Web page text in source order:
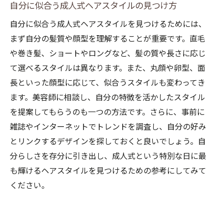
ミング
美容室での事前カウンセリングの重要性
予約前に確認すべき成人式ヘアスタイルの
要望
成人式当日の流れをスムーズにする予約方
法
信頼できるスタイリストを見つける成人式
美容室探し
髪飾りが引き立てる成人式の個性派スタイル
個性を際立たせる成人式の髪飾りトレンド
自分に似合う成人式ヘアスタイルの見つけ方
自分に似合う成人式ヘアスタイルを見つけるためには、
まず自分の髪質や顔型を理解することが重要です。直毛
や巻き髪、ショートやロングなど、髪の質や長さに応じ
て選べるスタイルは異なります。また、丸顔や卵型、面
長といった顔型に応じて、似合うスタイルも変わってき
ます。美容師に相談し、自分の特徴を活かしたスタイル
を提案してもらうのも一つの方法です。さらに、事前に
雑誌やインターネットでトレンドを調査し、自分の好み
とリンクするデザインを探しておくと良いでしょう。自
分らしさを存分に引き出し、成人式という特別な日に最
も輝けるヘアスタイルを見つけるための参考にしてみて
ください。